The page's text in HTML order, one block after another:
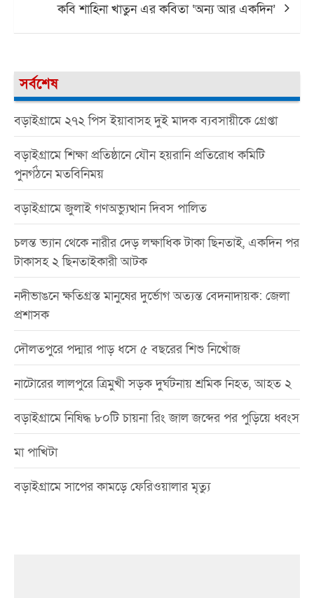
কবি শাহিনা খাতুন এর কবিতা ‘অন্য আর একদিন’
সর্বশেষ
বড়াইগ্রামে ২৭২ পিস ইয়াবাসহ দুই মাদক ব্যবসায়ীকে গ্রেপ্তা
বড়াইগ্রামে শিক্ষা প্রতিষ্ঠানে যৌন হয়রানি প্রতিরোধ কমিটি
পুনর্গঠনে মতবিনিময়
বড়াইগ্রামে জুলাই গণঅভ্যুত্থান দিবস পালিত
চলন্ত ভ্যান থেকে নারীর দেড় লক্ষাধিক টাকা ছিনতাই, একদিন পর
টাকাসহ ২ ছিনতাইকারী আটক
নদীভাঙনে ক্ষতিগ্রস্ত মানুষের দুর্ভোগ অত্যন্ত বেদনাদায়ক: জেলা
প্রশাসক
দৌলতপুরে পদ্মার পাড় ধসে ৫ বছরের শিশু নিখোঁজ
নাটোরের লালপুরে ত্রিমুখী সড়ক দুর্ঘটনায় শ্রমিক নিহত, আহত ২
বড়াইগ্রামে নিষিদ্ধ ৮০টি চায়না রিং জাল জব্দের পর পুড়িয়ে ধ্বংস
মা পাখিটা
বড়াইগ্রামে সাপের কামড়ে ফেরিওয়ালার মৃত্যু